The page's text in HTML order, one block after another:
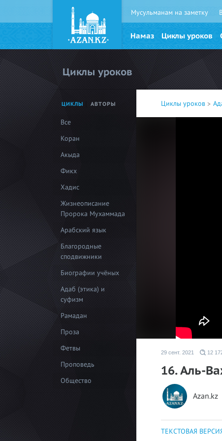
Мусульманам на заметку
Намаз Циклы уроков
Циклы уроков
ЦИКЛЫ АВТОРЫ
Все
Коран
Акыда
Фикх
Хадис
Жизнеописание
Пророка Мухаммада
Арабский язык
Благородные
сподвижники
Биографии учёных
Адаб (этика) и
суфизм
Рамадан
Проза
Фетвы
Проповедь
Общество
Циклы уроков
29 сент. 2021 12
16. Аль-
Azan.kz
ТЕКСТОВАЯ